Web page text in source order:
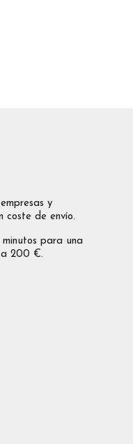
y
coste de envío.
minutos para una
a 200 €.